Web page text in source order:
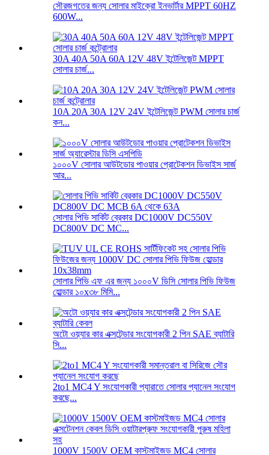
সৌরজগতের জন্য সোলার মাইক্রো ইনভার্টার MPPT 60HZ
600W...
30A 40A 50A 60A 12V 48V ইন্টেলিজেন্ট MPPT
সোলার চার্জ...
10A 20A 30A 12V 24V ইন্টেলিজেন্ট PWM সোলার চার্জ
কন...
১০০০V সোলার আউটডোর পাওয়ার প্রোটেকশন ডিভাইস সার্জ
আর...
সোলার পিভি সার্কিট ব্রেকার DC1000V DC550V
DC800V DC MC...
সোলার পিভি এফ এর জন্য ১০০০V ডিসি সোলার পিভি ফিউজ
হোল্ডার ১০x৩৮ মিমি...
অটো ওয়্যার কার এক্সটেন্ডার সংযোগকারী 2 পিন SAE ব্যাটারি
সি...
2to1 MC4 Y সংযোগকারী প্যারাতে সোলার প্যানেল সংযোগ
করছে...
1000V 1500V OEM কাস্টমাইজড MC4 সোলার